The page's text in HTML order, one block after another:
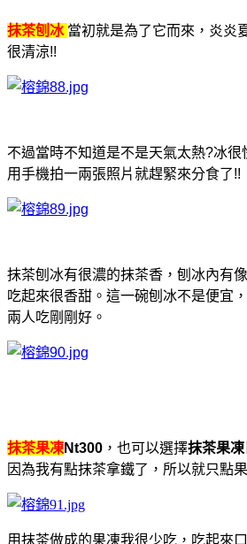
抹茶刨冰 當初就是為了它而來，炎炎
很清涼!!
不過當時不知道是不是天氣太熱?冰
用手機拍一兩張照片就趕緊來分食了!!
抹茶刨冰有很濃的抹茶香，刨冰內有
吃起來很香甜。這一碗刨冰不是便宜
兩人吃剛剛好。
抹茶果凍Nt300 ，也可以選擇抹茶果凍
因為我有點抹茶拿鐵了，所以就只點
用抹茶做成的果凍我很少吃，吃起來